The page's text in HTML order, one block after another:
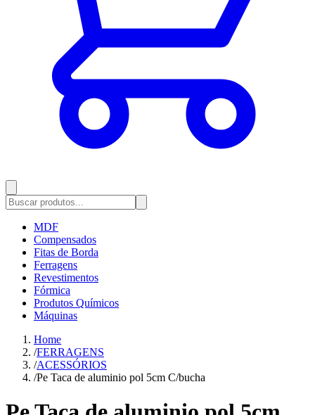
MDF
Compensados
Fitas de Borda
Ferragens
Revestimentos
Fórmica
Produtos Químicos
Máquinas
Home
/FERRAGENS
/ACESSÓRIOS
/Pe Taca de aluminio pol 5cm C/bucha